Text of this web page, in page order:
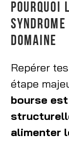
POURQUOI
DOMAINE
Repérer
étape
bourse
alimenter